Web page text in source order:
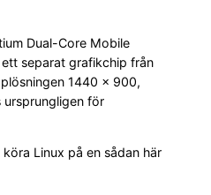
Dual-Core Mobile
separat grafikchip från
1440 × 900,
för
Linux på en sådan här